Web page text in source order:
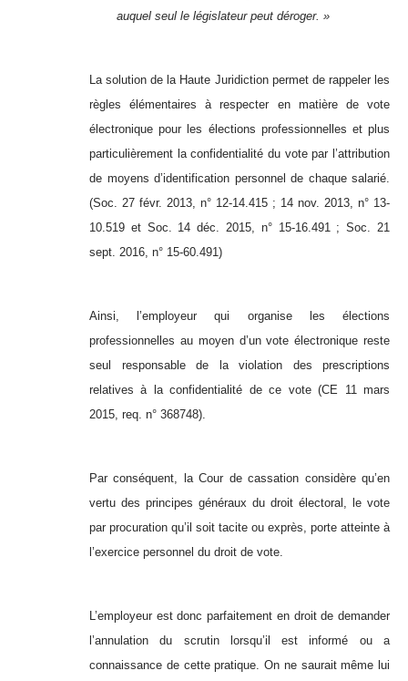
auquel seul le législateur peut déroger. »
La solution de la Haute Juridiction permet de rappeler les
règles élémentaires à respecter en matière de vote
électronique pour les élections professionnelles et plus
particulièrement la confidentialité du vote par l’attribution
de moyens d’identification personnel de chaque salarié.
(Soc. 27 févr. 2013, n° 12-14.415 ; 14 nov. 2013, n° 13-
10.519 et Soc. 14 déc. 2015, n° 15-16.491 ; Soc. 21
sept. 2016, n° 15-60.491)
Ainsi, l’employeur qui organise les élections
professionnelles au moyen d’un vote électronique reste
seul responsable de la violation des prescriptions
relatives à la confidentialité de ce vote (CE 11 mars
2015, req. n° 368748).
Par conséquent, la Cour de cassation considère qu’en
vertu des principes généraux du droit électoral, le vote
par procuration qu’il soit tacite ou exprès, porte atteinte à
l’exercice personnel du droit de vote.
L’employeur est donc parfaitement en droit de demander
l’annulation du scrutin lorsqu’il est informé ou a
connaissance de cette pratique. On ne saurait même lui